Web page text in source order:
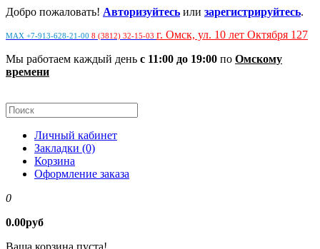
Добро пожаловать! Авторизуйтесь или зарегистрируйтесь.
MAX +7-913-628-21-00 8 (3812) 32-15-03 г. Омск, ул. 10 лет Октября 127
Мы работаем каждый день с 11:00 до 19:00 по Омскому
времени
Личный кабинет
Закладки (0)
Корзина
Оформление заказа
0
0.00руб
Ваша корзина пуста!